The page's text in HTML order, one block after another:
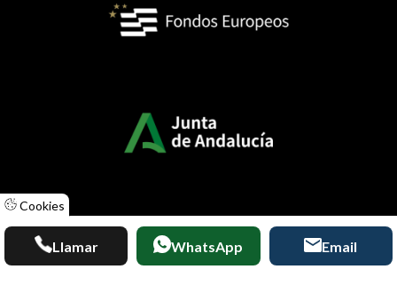
Cookies
Llamar WhatsApp Email